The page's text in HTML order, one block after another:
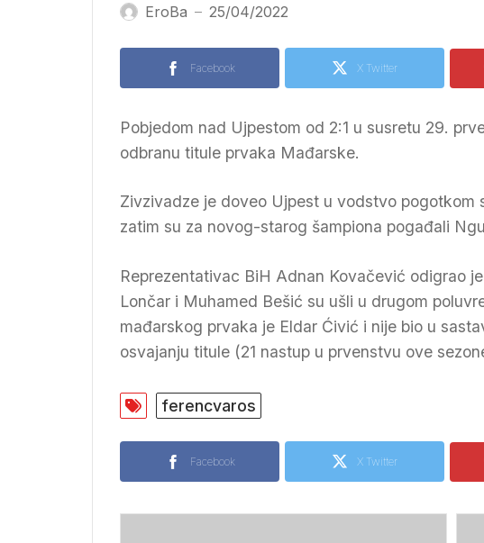
EroBa — 25/04/2022
Facebook X Twitter
Pobjedom nad Ujpestom od 2:1 u susretu 29.
odbranu titule prvaka Mađarske.
Zivzivadze je doveo Ujpest u vodstvo pogotkom
zatim su za novog-starog šampiona pogađali
Reprezentativac BiH Adnan Kovačević odigrao
Lončar i Muhamed Bešić su ušli u drugom
mađarskog prvaka je Eldar Ćivić i nije bio u
osvajanju titule (21 nastup u prvenstvu ove
ferencvaros
Facebook X Twitter